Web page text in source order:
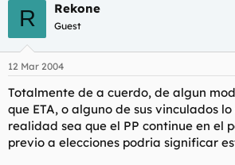
R Rekone
Guest
12 Mar 2004
Totalmente de a cuerdo, de algun
que ETA, o alguno de sus vinculados
realidad sea que el PP continue en el
previo a elecciones podria significar